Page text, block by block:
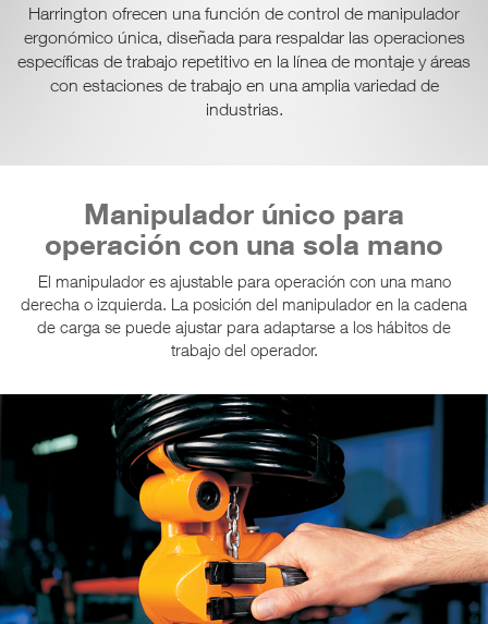
Harrington ofrecen una función de control de manipulador
ergonómico única, diseñada para respaldar las operaciones
específicas de trabajo repetitivo en la línea de montaje y áreas
con estaciones de trabajo en una amplia variedad de
industrias.
Manipulador único para
operación con una sola mano
El manipulador es ajustable para operación con una mano
derecha o izquierda. La posición del manipulador en la cadena
de carga se puede ajustar para adaptarse a los hábitos de
trabajo del operador.